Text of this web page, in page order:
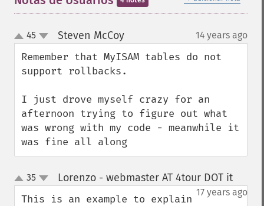
up
down
45 Steven McCoy¶ 14 years ago
Remember that MyISAM tables do not
support rollbacks.
I just drove myself crazy for an
afternoon trying to figure out what
was wrong with my code - meanwhile it
was fine all along
up
down
35 Lorenzo - webmaster AT 4tour DOT it¶
17 years ago
This is an example to explain